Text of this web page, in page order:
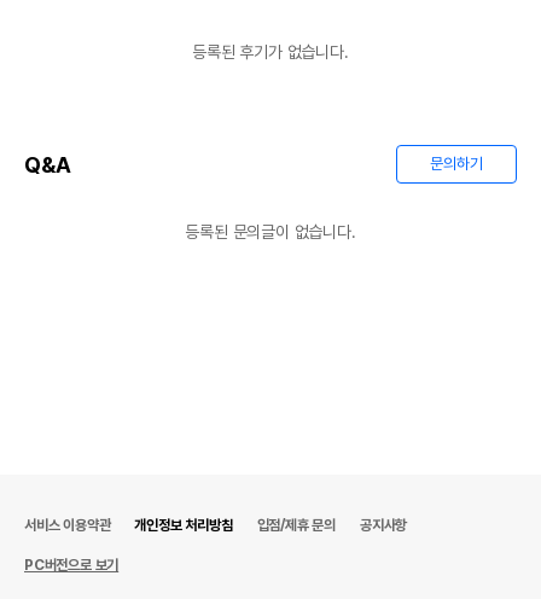
등록된 후기가 없습니다.
Q&A 문의하기
등록된 문의글이 없습니다.
서비스 이용약관 개인정보 처리방침 입점/제휴 문의 공지사항
PC버전으로 보기